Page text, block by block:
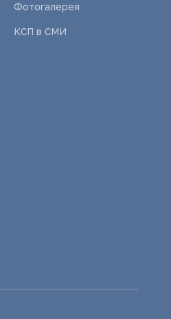
Фотогалерея
КСП в СМИ